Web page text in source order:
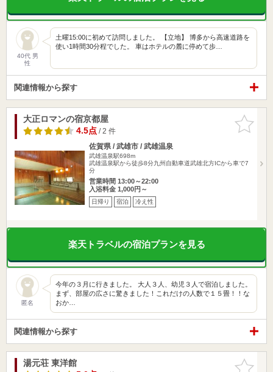
40代 男
性
土曜15:00に初めて訪問しました。 【立地】 博多から高速道路を
使い1時間30分程でした。 車はホテルの麓に停めて歩…
関連情報から探す
お気に入
りに追加
大正ロマンの宿京都屋
4.5点/ 2 件
佐賀県 / 武雄市 / 武雄温泉
武雄温泉駅698m
武雄温泉駅から徒歩8分九州自動車道武雄北方ICから車で7
分
営業時間 13:00～22:00
入浴料金 1,000円～
日帰り 宿泊 冷え性
楽天トラベルの宿泊プランを見る
匿名
今年の３月に行きました。 大人３人、幼児３人で宿泊しました。
まず、部屋の広さに驚きました！これだけの人数で１５畳！！な
おか…
関連情報から探す
お気に入
湯元荘 東洋館